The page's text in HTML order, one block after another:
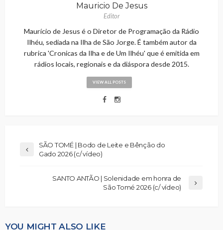
Mauricio De Jesus
Editor
Maurício de Jesus é o Diretor de Programação da Rádio
Ilhéu, sediada na Ilha de São Jorge. É também autor da
rubrica 'Cronicas da Ilha e de Um Ilhéu' que é emitida em
rádios locais, regionais e da diáspora desde 2015.
VIEW ALL POSTS
SÃO TOMÉ | Bodo de Leite e Bênção do
Gado 2026 (c/ vídeo)
SANTO ANTÃO | Solenidade em honra de
São Tomé 2026 (c/ vídeo)
YOU MIGHT ALSO LIKE